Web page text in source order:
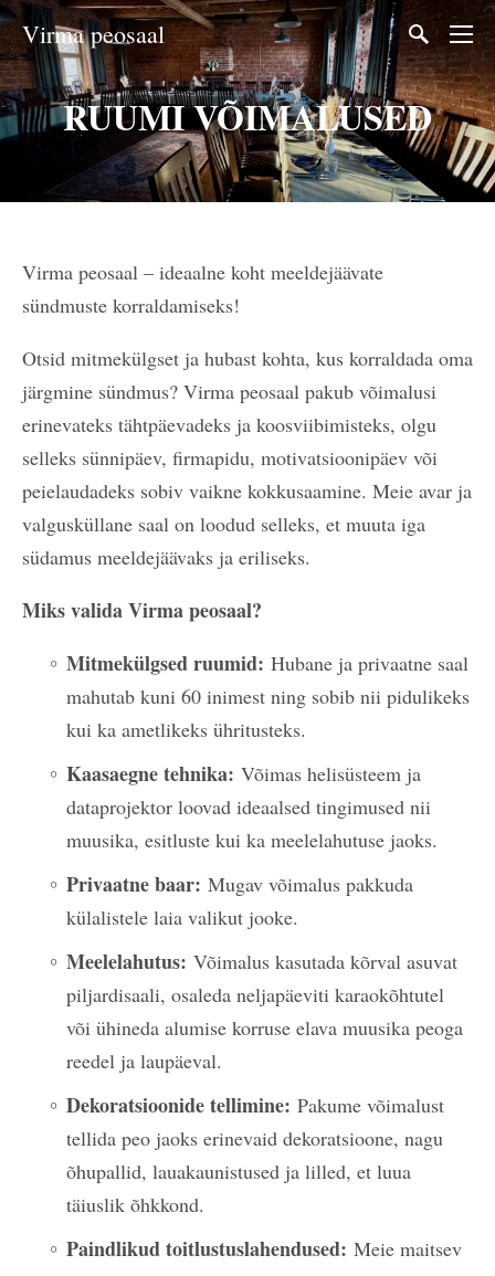
Virma peosaal
RUUMI VÕIMALUSED
Virma peosaal – ideaalne koht meeldejäävate
sündmuste korraldamiseks!
Otsid mitmekülgset ja hubast kohta, kus korraldada oma
järgmine sündmus? Virma peosaal pakub võimalusi
erinevateks tähtpäevadeks ja koosviibimisteks, olgu
selleks sünnipäev, firmapidu, motivatsioonipäev või
peielaudadeks sobiv vaikne kokkusaamine. Meie avar ja
valgusküllane saal on loodud selleks, et muuta iga
südamus meeldejäävaks ja eriliseks.
Miks valida Virma peosaal?
Mitmekülgsed ruumid: Hubane ja privaatne saal
mahutab kuni 60 inimest ning sobib nii pidulikeks
kui ka ametlikeks ühritusteks.
Kaasaegne tehnika: Võimas helisüsteem ja
dataprojektor loovad ideaalsed tingimused nii
muusika, esitluste kui ka meelelahutuse jaoks.
Privaatne baar: Mugav võimalus pakkuda
külalistele laia valikut jooke.
Meelelahutus: Võimalus kasutada kõrval asuvat
piljardisaali, osaleda neljapäeviti karaokõhtutel
või ühineda alumise korruse elava muusika peoga
reedel ja laupäeval.
Dekoratsioonide tellimine: Pakume võimalust
tellida peo jaoks erinevaid dekoratsioone, nagu
õhupallid, lauakaunistused ja lilled, et luua
täiuslik õhkkond.
Paindlikud toitlustuslahendused: Meie maitsev